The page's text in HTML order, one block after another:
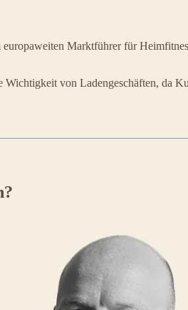
Marktführer für
von Ladengeschäften, da